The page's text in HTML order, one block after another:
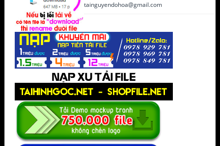
tainguyendohoa@gmail.com